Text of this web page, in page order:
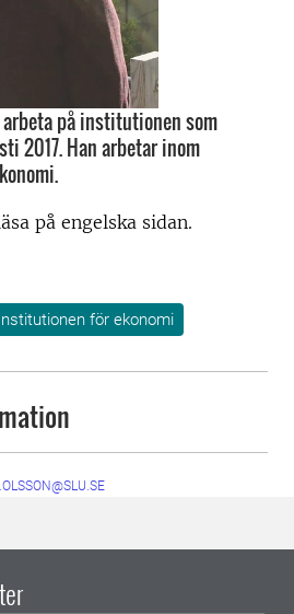
på institutionen som
2017. Han arbetar inom
på engelska sidan.
för ekonomi